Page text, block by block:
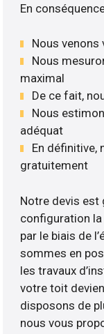
En
Nous
Nous
maximal
De ce fait,
Nous
adéquat
En définitive,
gratuitement
Notre devis est
configuration la
par le biais de
sommes en
les travaux
votre toit
disposons de
nous vous